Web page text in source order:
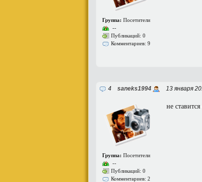
Группа: Посетители
--
Публикаций: 0
Комментариев: 9
4 saneks1994 13 января
Группа: Посетители
--
Публикаций: 0
Комментариев: 2
не